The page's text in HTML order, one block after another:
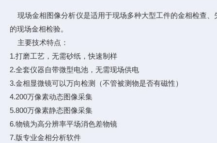
现场金相图像分析仪是适用于现场多种大型工件的金相检查
的现场金相检验。
主要技术特点：
1.打磨工艺，无需砂纸，快速制样
2.全套仪器自带微型电池，无需现场供电
3.金相显微镜可以万向检测（不管被测物是否有磁性）
4.200万像素动态图像采集
5.800万像素静态图像采集
6.物镜为高分辨率平场消色差物镜
7.版专业金相分析软件